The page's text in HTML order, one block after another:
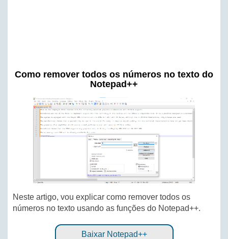
Como remover todos os números no texto do
Notepad++
Neste artigo, vou explicar como remover todos os
números no texto usando as funções do Notepad++.
Baixar Notepad++